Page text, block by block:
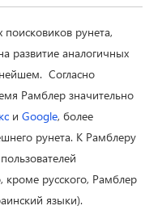
рунета,
развитие аналогичных
Согласно
Рамблер значительно
и Google, более
рунета. К Рамблеру
кроме русского, Рамблер
языки).